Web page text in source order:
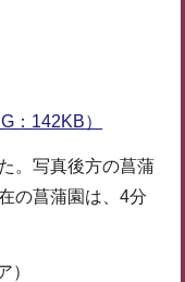
：142KB）
。写真後方の菖蒲
の菖蒲園は、4分
）